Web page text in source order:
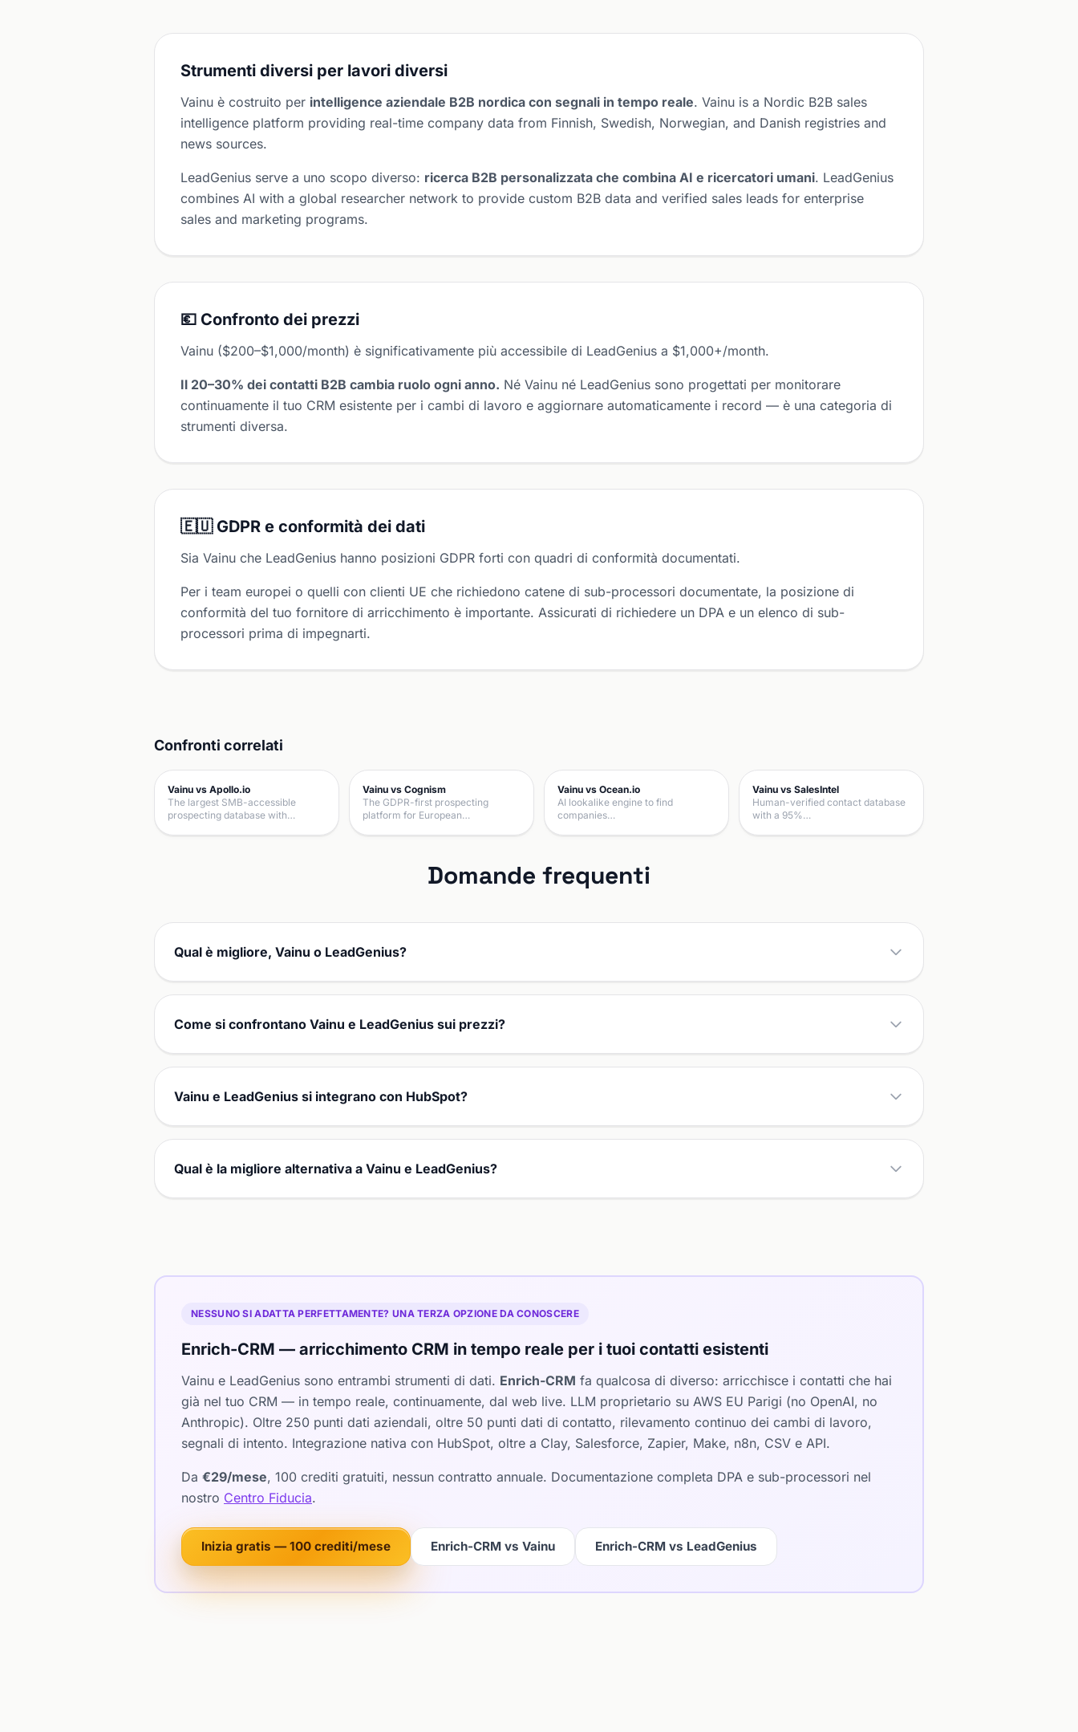
Strumenti diversi per lavori diversi
Vainu è costruito per intelligence aziendale B2B nordica con segnali in tempo reale. Vainu is a Nordic B2B sales
intelligence platform providing real-time company data from Finnish, Swedish, Norwegian, and Danish registries and
news sources.
LeadGenius serve a uno scopo diverso: ricerca B2B personalizzata che combina AI e ricercatori umani. LeadGenius
combines AI with a global researcher network to provide custom B2B data and verified sales leads for enterprise
sales and marketing programs.
💶 Confronto dei prezzi
Vainu ($200–$1,000/month) è significativamente più accessibile di LeadGenius a $1,000+/month.
Il 20–30% dei contatti B2B cambia ruolo ogni anno. Né Vainu né LeadGenius sono progettati per monitorare
continuamente il tuo CRM esistente per i cambi di lavoro e aggiornare automaticamente i record — è una categoria di
strumenti diversa.
🇪🇺 GDPR e conformità dei dati
Sia Vainu che LeadGenius hanno posizioni GDPR forti con quadri di conformità documentati.
Per i team europei o quelli con clienti UE che richiedono catene di sub-processori documentate, la posizione di
conformità del tuo fornitore di arricchimento è importante. Assicurati di richiedere un DPA e un elenco di sub-
processori prima di impegnarti.
Confronti correlati
Vainu vs Apollo.io
The largest SMB-accessible
prospecting database with…
Vainu vs Cognism
The GDPR-first prospecting
platform for European…
Vainu vs Ocean.io
AI lookalike engine to find
companies…
Vainu vs SalesIntel
Human-verified contact database
with a 95%…
Domande frequenti
Qual è migliore, Vainu o LeadGenius?
Come si confrontano Vainu e LeadGenius sui prezzi?
Vainu e LeadGenius si integrano con HubSpot?
Qual è la migliore alternativa a Vainu e LeadGenius?
NESSUNO SI ADATTA PERFETTAMENTE? UNA TERZA OPZIONE DA CONOSCERE
Enrich-CRM — arricchimento CRM in tempo reale per i tuoi contatti esistenti
Vainu e LeadGenius sono entrambi strumenti di dati. Enrich-CRM fa qualcosa di diverso: arricchisce i contatti che hai
già nel tuo CRM — in tempo reale, continuamente, dal web live. LLM proprietario su AWS EU Parigi (no OpenAI, no
Anthropic). Oltre 250 punti dati aziendali, oltre 50 punti dati di contatto, rilevamento continuo dei cambi di lavoro,
segnali di intento. Integrazione nativa con HubSpot, oltre a Clay, Salesforce, Zapier, Make, n8n, CSV e API.
Da €29/mese, 100 crediti gratuiti, nessun contratto annuale. Documentazione completa DPA e sub-processori nel
nostro Centro Fiducia.
Inizia gratis — 100 crediti/mese Enrich-CRM vs Vainu Enrich-CRM vs LeadGenius